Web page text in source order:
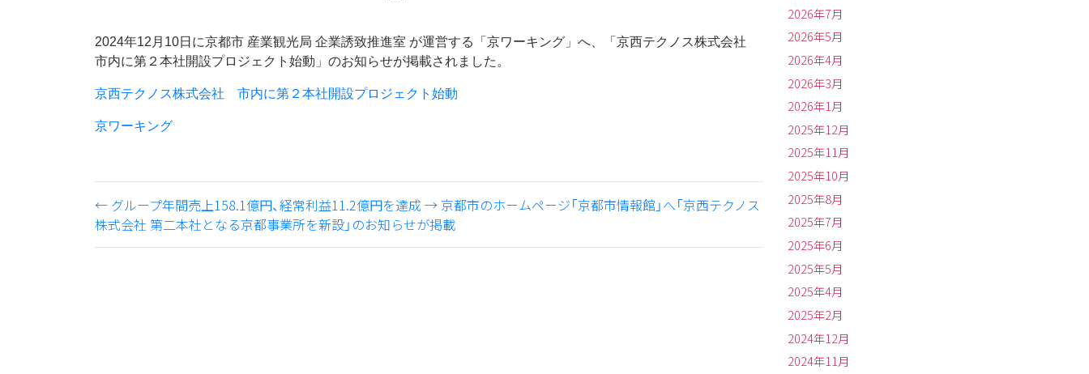
2024年12月10日に京都市 産業観光局 企業誘致推進室 が運営する「京ワーキング」へ、「京西テクノス株式会社
市内に第２本社開設プロジェクト始動」のお知らせが掲載されました。
京西テクノス株式会社 市内に第２本社開設プロジェクト始動
京ワーキング
← グループ年間売上158.1億円、経常利益11.2億円を達成→京都市のホームページ「京都市情報館」へ「京西テクノス
株式会社 第二本社となる京都事業所を新設」のお知らせが掲載
2026年7月
2026年5月
2026年4月
2026年3月
2026年1月
2025年12月
2025年11月
2025年10月
2025年8月
2025年7月
2025年6月
2025年5月
2025年4月
2025年2月
2024年12月
2024年11月